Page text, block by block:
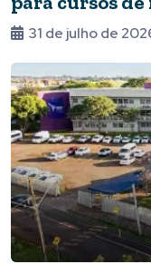
Foz31 de julho de